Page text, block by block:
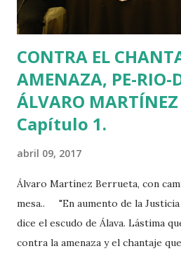
CONTRA EL
AMENAZA, PE-RIO-
ÁLVARO MARTÍNEZ
Capítulo 1.
abril 09, 2017
Álvaro Martínez Berrueta, con
mesa.. "En aumento de la
dice el escudo de Álava. Lástima
contra la amenaza y el chantaje